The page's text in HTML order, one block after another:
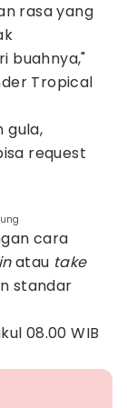
rasa yang
buahnya,"
Tropical
gula,
request
cara
atau take
standar
08.00 WIB